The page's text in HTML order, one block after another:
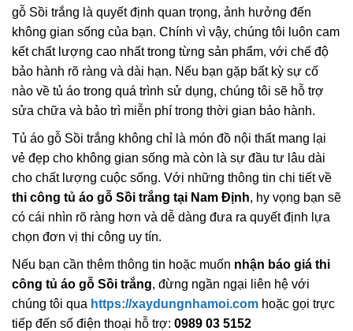
gỗ Sồi trắng là quyết định quan trọng, ảnh hưởng đến
không gian sống của bạn. Chính vì vậy, chúng tôi luôn cam
kết chất lượng cao nhất trong từng sản phẩm, với chế độ
bảo hành rõ ràng và dài hạn. Nếu bạn gặp bất kỳ sự cố
nào về tủ áo trong quá trình sử dụng, chúng tôi sẽ hỗ trợ
sửa chữa và bảo trì miễn phí trong thời gian bảo hành.
Tủ áo gỗ Sồi trắng không chỉ là món đồ nội thất mang lại
vẻ đẹp cho không gian sống mà còn là sự đầu tư lâu dài
cho chất lượng cuộc sống. Với những thông tin chi tiết về
thi công tủ áo gỗ Sồi trắng tại Nam Định, hy vọng bạn sẽ
có cái nhìn rõ ràng hơn và dễ dàng đưa ra quyết định lựa
chọn đơn vị thi công uy tín.
Nếu bạn cần thêm thông tin hoặc muốn nhận báo giá thi
công tủ áo gỗ Sồi trắng, đừng ngần ngại liên hệ với
chúng tôi qua https://xaydungnhamoi.com hoặc gọi trực
tiếp đến số điện thoại hỗ trợ: 0989 03 5152